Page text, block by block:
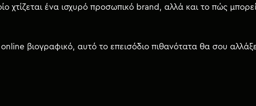
ένα ισχυρό προσωπικό brand, αλλά και το πώς μπορεί
βιογραφικό, αυτό το επεισόδιο πιθανότατα θα σου